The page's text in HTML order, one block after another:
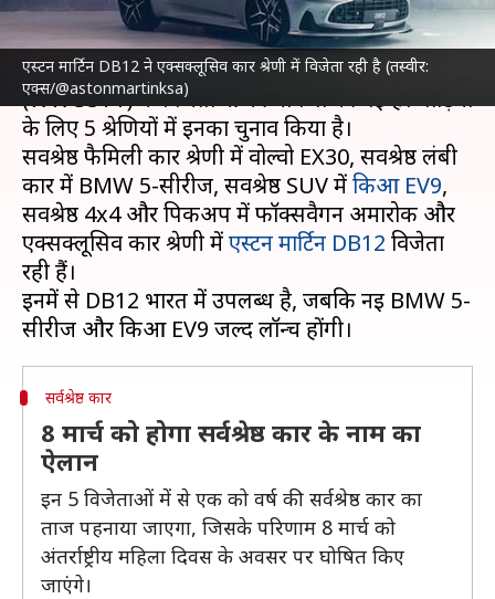
एस्टन मार्टिन DB12 ने एक्सक्लूसिव कार श्रेणी में विजेता रही है (तस्वीर:
एक्स/@astonmartinksa)
क्या है खबर?
2024 के लिए महिला विश्व कार ऑफ द ईयर
(WWCOTY) के विजेताओं की घोषणा की गई है। गाड़ियों
के लिए 5 श्रेणियों में इनका चुनाव किया है।
सर्वश्रेष्ठ फैमिली कार श्रेणी में वोल्वो EX30, सर्वश्रेष्ठ लंबी
कार में BMW 5-सीरीज, सर्वश्रेष्ठ SUV मेंकिआ EV9,
सर्वश्रेष्ठ 4x4 और पिकअप में फॉक्सवैगन अमारोक और
एक्सक्लूसिव कार श्रेणी मेंएस्टन मार्टिन DB12 विजेता
रही हैं।
इनमें से DB12 भारत में उपलब्ध है, जबकि नई BMW 5-
सर्वश्रेष्ठ कार
8 मार्च को होगा सर्वश्रेष्ठ कार के नाम का
ऐलान
इन 5 विजेताओं में से एक को वर्ष की सर्वश्रेष्ठ कार का
ताज पहनाया जाएगा, जिसके परिणाम 8 मार्च को
अंतर्राष्ट्रीय महिला दिवस के अवसर पर घोषित किए
जाएंगे।